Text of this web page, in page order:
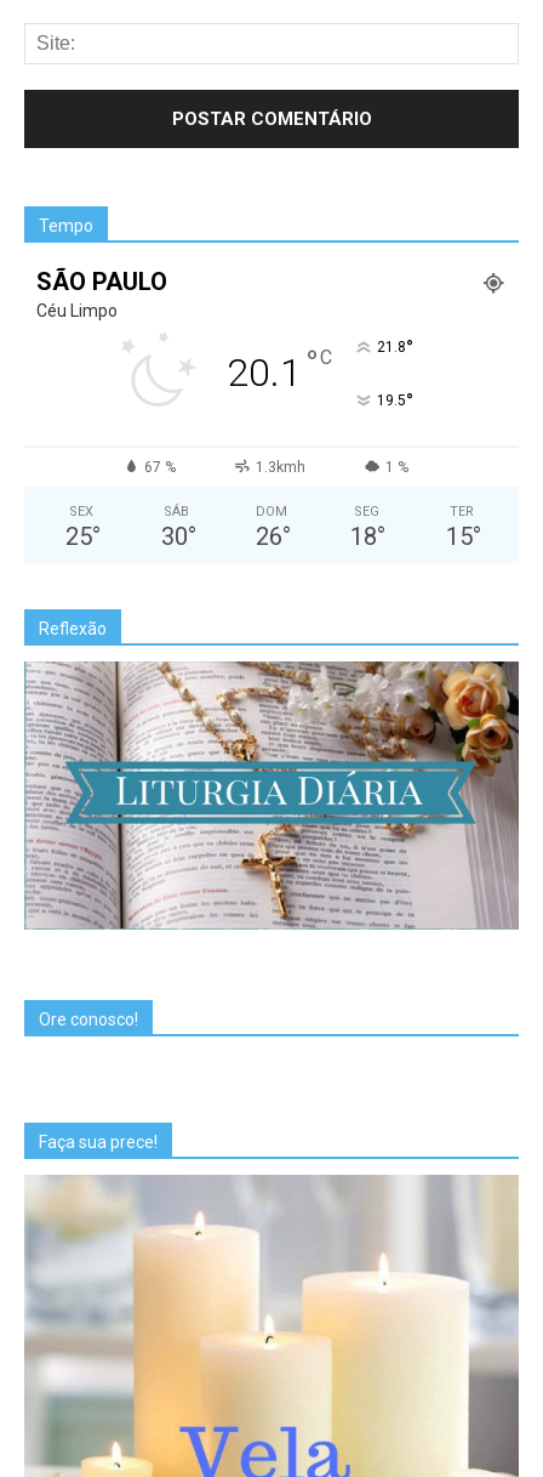
Tempo
SÃO PAULO
Céu Limpo
20.1 °C 21.8°
19.5°
67 % 1.3kmh 1 %
SEX
25°
SÁB
30°
DOM
26°
SEG
18°
TER
15°
Reflexão
Ore conosco!
Faça sua prece!